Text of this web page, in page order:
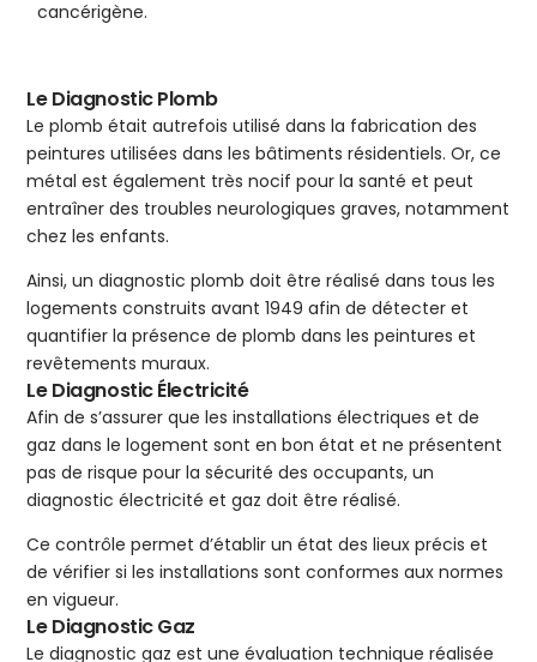
cancérigène.
Le Diagnostic Plomb
Le plomb était autrefois utilisé dans la fabrication des
peintures utilisées dans les bâtiments résidentiels. Or, ce
métal est également très nocif pour la santé et peut
entraîner des troubles neurologiques graves, notamment
chez les enfants.
Ainsi, un diagnostic plomb doit être réalisé dans tous les
logements construits avant 1949 afin de détecter et
quantifier la présence de plomb dans les peintures et
revêtements muraux.
Le Diagnostic Électricité
Afin de s’assurer que les installations électriques et de
gaz dans le logement sont en bon état et ne présentent
pas de risque pour la sécurité des occupants, un
diagnostic électricité et gaz doit être réalisé.
Ce contrôle permet d’établir un état des lieux précis et
de vérifier si les installations sont conformes aux normes
en vigueur.
Le Diagnostic Gaz
Le diagnostic gaz est une évaluation technique réalisée